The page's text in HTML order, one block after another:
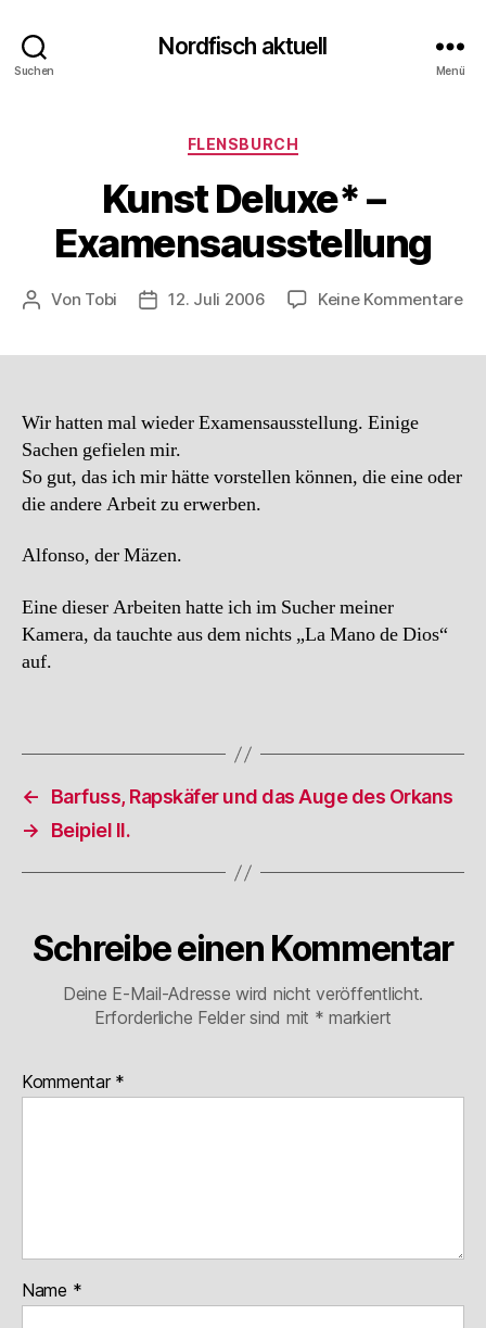
Suchen
Nordfisch aktuell
Menü
Kategorien
FLENSBURCH
Kunst Deluxe* –
Examensausstellung
Beitragsautor
Von Tobi Beitragsdatum
12. Juli 2006 Keine Kommentarezu
Wir hatten mal wieder Examensausstellung. Einige
Sachen gefielen mir.
So gut, das ich mir hätte vorstellen können, die eine oder
die andere Arbeit zu erwerben.
Alfonso, der Mäzen.
Eine dieser Arbeiten hatte ich im Sucher meiner
Kamera, da tauchte aus dem nichts „La Mano de Dios“
auf.
←
Barfuss, Rapskäfer und das Auge des Orkans
→
Beipiel II.
Schreibe einen Kommentar
Deine E-Mail-Adresse wird nicht veröffentlicht.
Erforderliche Felder sind mit * markiert
Kommentar *
Name *